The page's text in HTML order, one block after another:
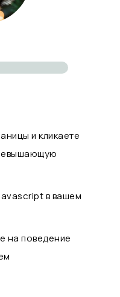
и кликаете
в вашем
на поведение